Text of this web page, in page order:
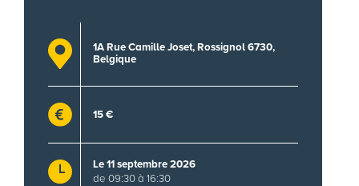
1A Rue Camille Joset, Rossignol 6730,
Belgique
15 €
Le 11 septembre 2026
de 09:30 à 16:30